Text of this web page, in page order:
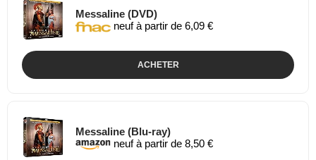
Messaline (DVD)
neuf à partir de 6,09 €
ACHETER
Messaline (Blu-ray)
neuf à partir de 8,50 €